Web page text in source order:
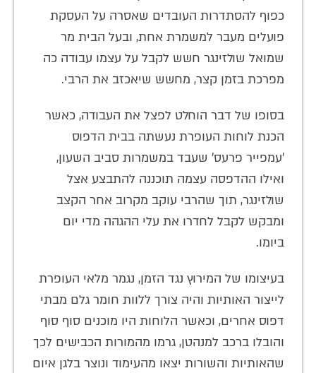
כפוף להסתדרות העובדים שאסרה על העסקת
פועלים מעבר למשמרת אחת, ובעל הבית מר
שמואל שולזינגר חשש לקבל על עצמו עבודה כה
מפרכת בזמן קצר, מחשש שיאכזב את הרבי.
בסופו של דבר הוחלט לפצל את העבודה, כאשר
הכנת לוחות העופרת נעשתה בבית הדפוס
'עמפייר פרעס' שעבד במשמרות סביב השעון,
ואילו ההדפסה עצמה תוכננה להתבצע אצל
שולזינגר, תוך שהרבי עוקב מקרוב אחר הקצב
ומבקש לקבל לחדרו את עלי ההגהה מדי יום
ביומו.
בעיצומו של המירוץ נגד הזמן, נגמר מלאי העופרת
לייצור האותיות והיה צורך ללוות חומר גלם מבתי
דפוס אחרים, וכאשר הלוחות היו מוכנים סוף סוף
והובלו ברכב למנהטן, גרמו מהמורות הכבישים לכך
שהאותיות והשורות יצאו מהעימוד ונוצר בלגן איום